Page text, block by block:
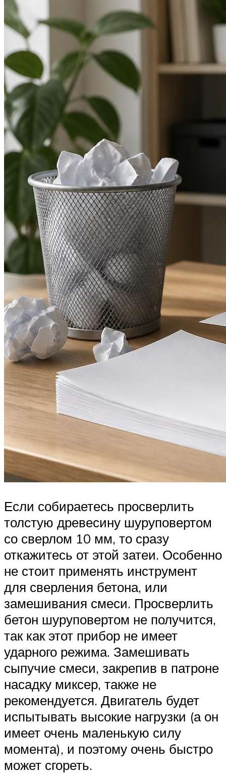
Если собираетесь просверлить
толстую древесину шуруповертом
со сверлом 10 мм, то сразу
откажитесь от этой затеи. Особенно
не стоит применять инструмент
для сверления бетона, или
замешивания смеси. Просверлить
бетон шуруповертом не получится,
так как этот прибор не имеет
ударного режима. Замешивать
сыпучие смеси, закрепив в патроне
насадку миксер, также не
рекомендуется. Двигатель будет
испытывать высокие нагрузки (а он
имеет очень маленькую силу
момента), и поэтому очень быстро
может сгореть.